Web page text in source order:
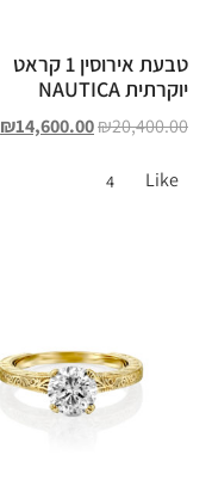
טבעת אירוסין 1 קראט
יוקרתית NAUTICA
₪20,400.00
₪14,600.00
Like
4